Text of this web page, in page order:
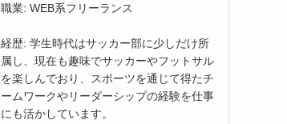
職業: WEB系フリーランス
経歴: 学生時代はサッカー部に少しだけ所
属し、現在も趣味でサッカーやフットサル
を楽しんでおり、スポーツを通じて得たチ
ームワークやリーダーシップの経験を仕事
にも活かしています。